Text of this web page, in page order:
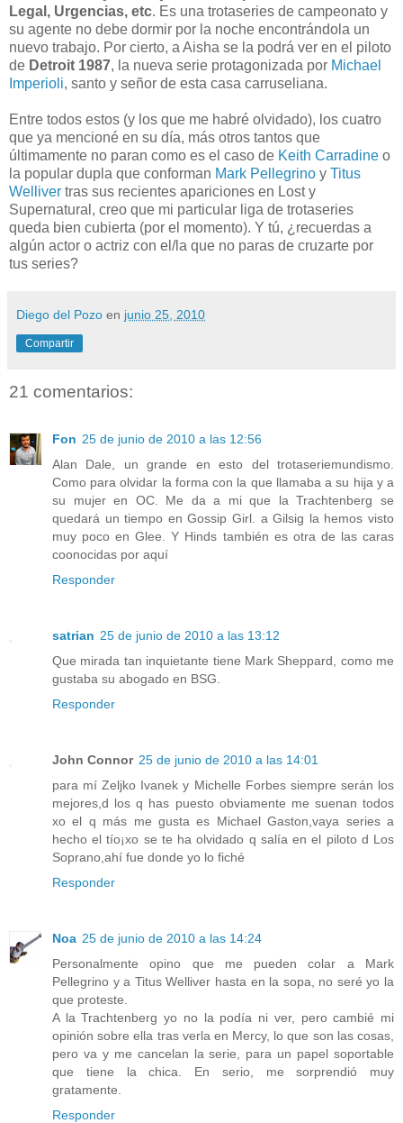
Legal, Urgencias, etc. Es una trotaseries de campeonato y
su agente no debe dormir por la noche encontrándola un
nuevo trabajo. Por cierto, a Aisha se la podrá ver en el piloto
de Detroit 1987, la nueva serie protagonizada por Michael
Imperioli, santo y señor de esta casa carruseliana.
Entre todos estos (y los que me habré olvidado), los cuatro
que ya mencioné en su día, más otros tantos que
últimamente no paran como es el caso de Keith Carradine o
la popular dupla que conforman Mark Pellegrino y Titus
Welliver tras sus recientes apariciones en Lost y
Supernatural, creo que mi particular liga de trotaseries
queda bien cubierta (por el momento). Y tú, ¿recuerdas a
algún actor o actriz con el/la que no paras de cruzarte por
tus series?
Diego del Pozo en junio 25, 2010
Compartir
21 comentarios:
Fon 25 de junio de 2010 a las 12:56
Alan Dale, un grande en esto del trotaseriemundismo.
Como para olvidar la forma con la que llamaba a su hija y a
su mujer en OC. Me da a mi que la Trachtenberg se
quedará un tiempo en Gossip Girl. a Gilsig la hemos visto
muy poco en Glee. Y Hinds también es otra de las caras
coonocidas por aquí
Responder
satrian 25 de junio de 2010 a las 13:12
Que mirada tan inquietante tiene Mark Sheppard, como me
gustaba su abogado en BSG.
Responder
John Connor 25 de junio de 2010 a las 14:01
para mí Zeljko Ivanek y Michelle Forbes siempre serán los
mejores,d los q has puesto obviamente me suenan todos
xo el q más me gusta es Michael Gaston,vaya series a
hecho el tío¡xo se te ha olvidado q salía en el piloto d Los
Soprano,ahí fue donde yo lo fiché
Responder
Noa 25 de junio de 2010 a las 14:24
Personalmente opino que me pueden colar a Mark
Pellegrino y a Titus Welliver hasta en la sopa, no seré yo la
que proteste.
A la Trachtenberg yo no la podía ni ver, pero cambié mi
opinión sobre ella tras verla en Mercy, lo que son las cosas,
pero va y me cancelan la serie, para un papel soportable
que tiene la chica. En serio, me sorprendió muy
gratamente.
Responder